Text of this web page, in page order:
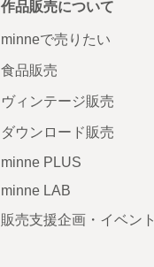
作品販売について
minneで売りたい
食品販売
ヴィンテージ販売
ダウンロード販売
minne PLUS
minne LAB
販売支援企画・イベント